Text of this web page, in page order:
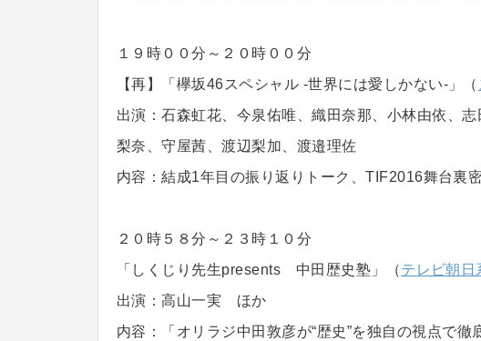
１９時００分～２０時００分
【再】「欅坂46スペシャル -世界には愛しかない-」（
出演：石森虹花、今泉佑唯、織田奈那、小林由依、
梨奈、守屋茜、渡辺梨加、渡邉理佐
内容：結成1年目の振り返りトーク、TIF2016舞台裏
２０時５８分～２３時１０分
「しくじり先生presents 中田歴史塾」（テレビ朝日
出演：高山一実 ほか
内容：「オリラジ中田敦彦が“歴史”を独自の視点で徹